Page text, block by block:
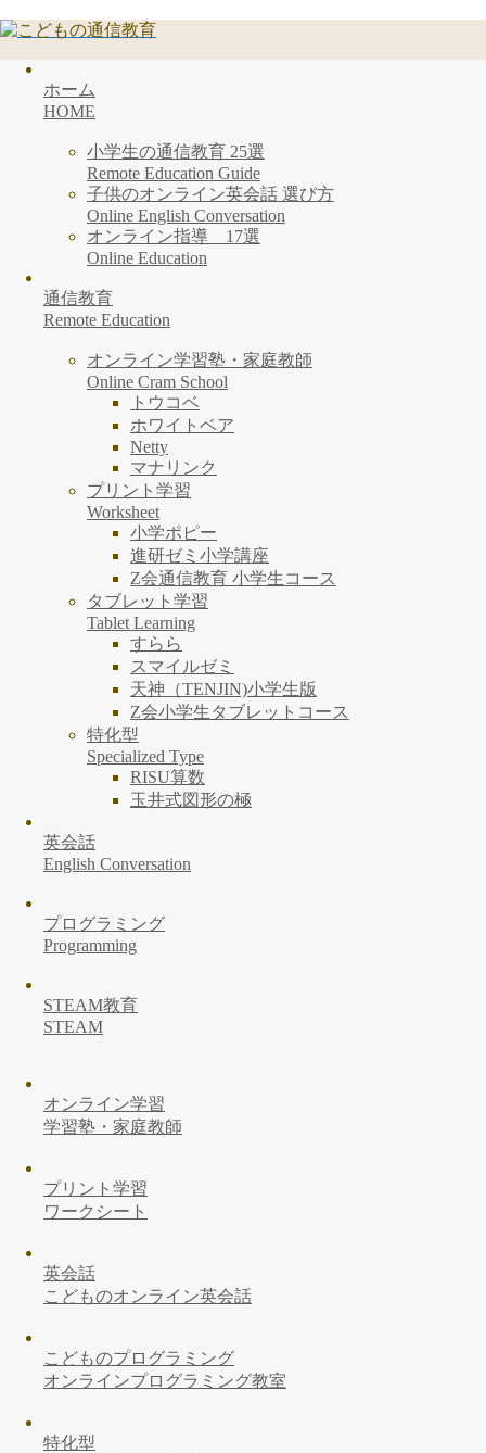
ホーム
HOME
小学生の通信教育 25選
Remote Education Guide
子供のオンライン英会話 選び方
Online English Conversation
オンライン指導 17選
Online Education
通信教育
Remote Education
オンライン学習塾・家庭教師
Online Cram School
トウコベ
ホワイトベア
Netty
マナリンク
プリント学習
Worksheet
小学ポピー
進研ゼミ小学講座
Z会通信教育 小学生コース
タブレット学習
Tablet Learning
すらら
スマイルゼミ
天神（TENJIN)小学生版
Z会小学生タブレットコース
特化型
Specialized Type
RISU算数
玉井式図形の極
英会話
English Conversation
プログラミング
Programming
STEAM教育
STEAM
オンライン学習
学習塾・家庭教師
プリント学習
ワークシート
英会話
こどものオンライン英会話
こどものプログラミング
オンラインプログラミング教室
特化型